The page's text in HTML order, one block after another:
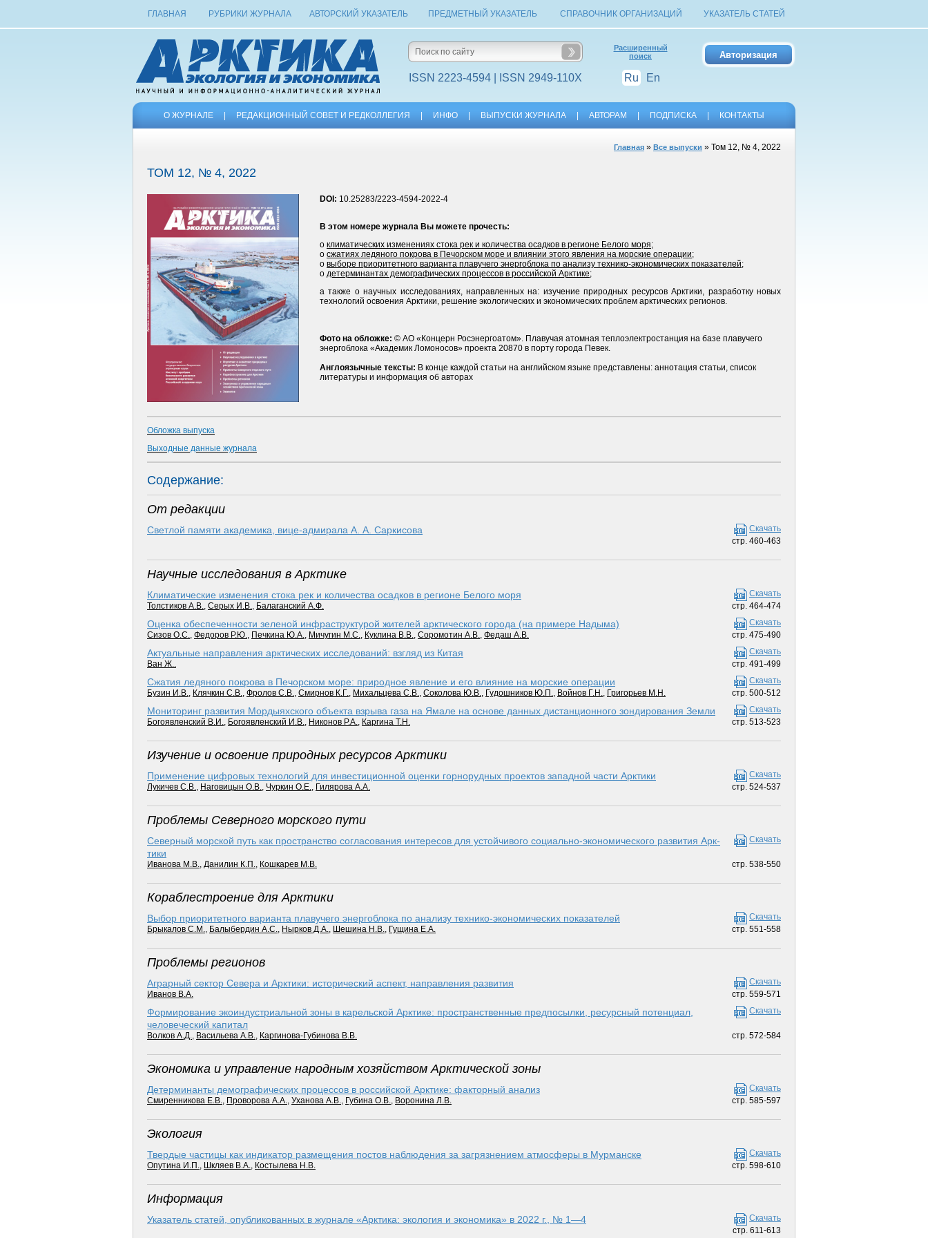
ГЛАВНАЯ РУБРИКИ ЖУРНАЛА АВТОРСКИЙ УКАЗАТЕЛЬ ПРЕДМЕТНЫЙ УКАЗАТЕЛЬ СПРАВОЧНИК ОРГАНИЗАЦИЙ УКАЗАТЕЛЬ СТАТЕЙ
ISSN 2223-4594 | ISSN 2949-110X
Расширенный
поиск
Ru En
О ЖУРНАЛЕ РЕДАКЦИОННЫЙ СОВЕТ И РЕДКОЛЛЕГИЯ ИНФО ВЫПУСКИ ЖУРНАЛА АВТОРАМ ПОДПИСКА КОНТАКТЫ
Главная » Все выпуски » Том 12, № 4, 2022
ТОМ 12, № 4, 2022
DOI: 10.25283/2223-4594-2022-4
В этом номере журнала Вы можете прочесть:
о климатических изменениях стока рек и количества осадков в регионе Белого моря;
о сжатиях ледяного покрова в Печорском море и влиянии этого явления на морские операции;
о выборе приоритетного варианта плавучего энергоблока по анализу технико-экономических показателей;
о детерминантах демографических процессов в российской Арк­тике;
а также о научных исследованиях, направленных на: изучение природных ресурсов Арктики, разработку новых
технологий освоения Арктики, решение экологических и экономических проблем арктических регионов.
Фото на обложке: © АО «Концерн Росэнергоатом». Плавучая атомная теплоэлектростанция на базе плавучего
энергоблока «Академик Ломоносов» проекта 20870 в порту города Певек.
Англоязычные тексты: В конце каждой статьи на английском языке представлены: аннотация статьи, список
литературы и информация об авторах
Обложка выпуска
Выходные данные журнала
Содержание:
От редакции
Скачать
Светлой памяти академика, вице-адмирала А. А. Саркисова
стр. 460-463
Научные исследования в Арктике
Скачать
Климатические изменения стока рек и количества осадков в регионе Белого моря
стр. 464-474
Толстиков А.В., Серых И.В., Балаганский А.Ф.
Скачать
Оценка обеспеченности зеленой инфраструктурой жителей арк­тического города (на примере Надыма)
стр. 475-490
Сизов О.С., Федоров Р.Ю., Печкина Ю.А., Мичугин М.С., Куклина В.В., Соромотин А.В., Федаш А.В.
Скачать
Актуальные направления арктических исследований: взгляд из Китая
стр. 491-499
Ван Ж..
Скачать
Сжатия ледяного покрова в Печорском море: природное явление и его влияние на морские операции
стр. 500-512
Бузин И.В., Клячкин С.В., Фролов С.В., Смирнов К.Г., Михальцева С.В., Соколова Ю.В., Гудошников Ю.П., Войнов Г.Н., Григорьев М.Н.
Скачать
Мониторинг развития Мордыяхского объекта взрыва газа на Ямале на основе данных дистанционного зондирования Земли
стр. 513-523
Богоявленский В.И., Богоявленский И.В., Никонов Р.А., Каргина Т.Н.
Изучение и освоение природных ресурсов Арктики
Скачать
Применение цифровых технологий для инвестиционной оценки горнорудных проектов западной части Арк­тики
стр. 524-537
Лукичев С.В., Наговицын О.В., Чуркин О.Е., Гилярова А.А.
Проблемы Северного морского пути
Скачать
Северный морской путь как пространство согласования интересов для устойчивого социально-экономического развития Арк­
тики
стр. 538-550
Иванова М.В., Данилин К.П., Кошкарев М.В.
Кораблестроение для Арктики
Скачать
Выбор приоритетного варианта плавучего энергоблока по анализу технико-экономических показателей
стр. 551-558
Брыкалов С.М., Балыбердин А.С., Нырков Д.А., Шешина Н.В., Гущина Е.А.
Проблемы регионов
Скачать
Аграрный сектор Севера и Арктики: исторический аспект, направления развития
стр. 559-571
Иванов В.А.
Скачать
Формирование экоиндустриальной зоны в карельской Арк­тике: пространственные предпосылки, ресурсный потенциал,
человеческий капитал
стр. 572-584
Волков А.Д., Васильева А.В., Каргинова-Губинова В.В.
Экономика и управление народным хозяйством Арктической зоны
Скачать
Детерминанты демографических процессов в российской Арк­тике: факторный анализ
стр. 585-597
Смиренникова Е.В., Проворова А.А., Уханова А.В., Губина О.В., Воронина Л.В.
Экология
Скачать
Твердые частицы как индикатор размещения постов наблюдения за загрязнением атмосферы в Мурманске
стр. 598-610
Опутина И.П., Шкляев В.А., Костылева Н.В.
Информация
Скачать
Указатель статей, опубликованных в журнале «Арктика: экология и экономика» в 2022 г., № 1—4
стр. 611-613